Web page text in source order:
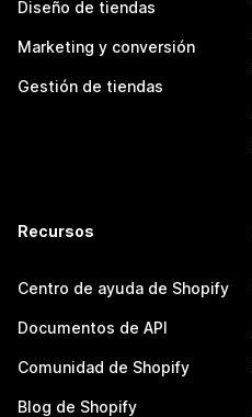
Diseño de tiendas
Marketing y conversión
Gestión de tiendas
Recursos
Centro de ayuda de Shopify
Documentos de API
Comunidad de Shopify
Blog de Shopify